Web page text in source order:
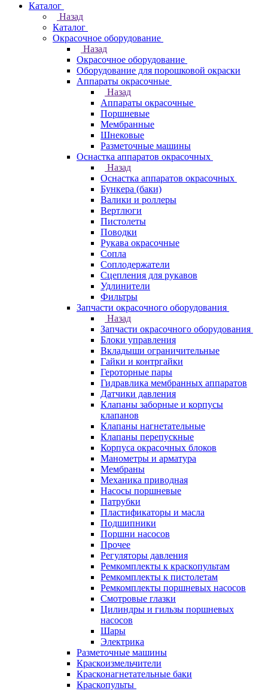
Каталог
Назад
Каталог
Окрасочное оборудование
Назад
Окрасочное оборудование
Оборудование для порошковой окраски
Аппараты окрасочные
Назад
Аппараты окрасочные
Поршневые
Мембранные
Шнековые
Разметочные машины
Оснастка аппаратов окрасочных
Назад
Оснастка аппаратов окрасочных
Бункера (баки)
Валики и роллеры
Вертлюги
Пистолеты
Поводки
Рукава окрасочные
Сопла
Соплодержатели
Сцепления для рукавов
Удлинители
Фильтры
Запчасти окрасочного оборудования
Назад
Запчасти окрасочного оборудования
Блоки управления
Вкладыши ограничительные
Гайки и контргайки
Героторные пары
Гидравлика мембранных аппаратов
Датчики давления
Клапаны заборные и корпусы
клапанов
Клапаны нагнетательные
Клапаны перепускные
Корпуса окрасочных блоков
Манометры и арматура
Мембраны
Механика приводная
Насосы поршневые
Патрубки
Пластификаторы и масла
Подшипники
Поршни насосов
Прочее
Регуляторы давления
Ремкомплекты к краскопультам
Ремкомплекты к пистолетам
Ремкомплекты поршневых насосов
Смотровые глазки
Цилиндры и гильзы поршневых
насосов
Шары
Электрика
Разметочные машины
Краскоизмельчители
Красконагнетательные баки
Краскопульты